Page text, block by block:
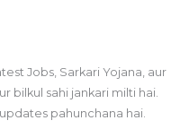
Jobs, Sarkari Yojana, aur
bilkul sahi jankari milti hai.
pahunchana hai.